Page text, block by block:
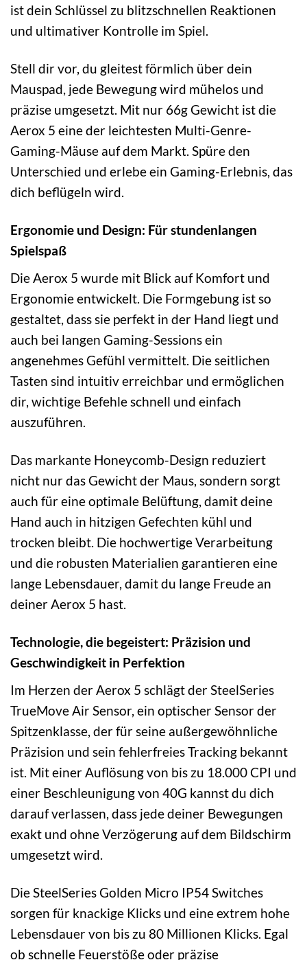
ist dein Schlüssel zu blitzschnellen Reaktionen
und ultimativer Kontrolle im Spiel.
Stell dir vor, du gleitest förmlich über dein
Mauspad, jede Bewegung wird mühelos und
präzise umgesetzt. Mit nur 66g Gewicht ist die
Aerox 5 eine der leichtesten Multi-Genre-
Gaming-Mäuse auf dem Markt. Spüre den
Unterschied und erlebe ein Gaming-Erlebnis, das
dich beflügeln wird.
Ergonomie und Design: Für stundenlangen
Spielspaß
Die Aerox 5 wurde mit Blick auf Komfort und
Ergonomie entwickelt. Die Formgebung ist so
gestaltet, dass sie perfekt in der Hand liegt und
auch bei langen Gaming-Sessions ein
angenehmes Gefühl vermittelt. Die seitlichen
Tasten sind intuitiv erreichbar und ermöglichen
dir, wichtige Befehle schnell und einfach
auszuführen.
Das markante Honeycomb-Design reduziert
nicht nur das Gewicht der Maus, sondern sorgt
auch für eine optimale Belüftung, damit deine
Hand auch in hitzigen Gefechten kühl und
trocken bleibt. Die hochwertige Verarbeitung
und die robusten Materialien garantieren eine
lange Lebensdauer, damit du lange Freude an
deiner Aerox 5 hast.
Technologie, die begeistert: Präzision und
Geschwindigkeit in Perfektion
Im Herzen der Aerox 5 schlägt der SteelSeries
TrueMove Air Sensor, ein optischer Sensor der
Spitzenklasse, der für seine außergewöhnliche
Präzision und sein fehlerfreies Tracking bekannt
ist. Mit einer Auflösung von bis zu 18.000 CPI und
einer Beschleunigung von 40G kannst du dich
darauf verlassen, dass jede deiner Bewegungen
exakt und ohne Verzögerung auf dem Bildschirm
umgesetzt wird.
Die SteelSeries Golden Micro IP54 Switches
sorgen für knackige Klicks und eine extrem hohe
Lebensdauer von bis zu 80 Millionen Klicks. Egal
ob schnelle Feuerstöße oder präzise